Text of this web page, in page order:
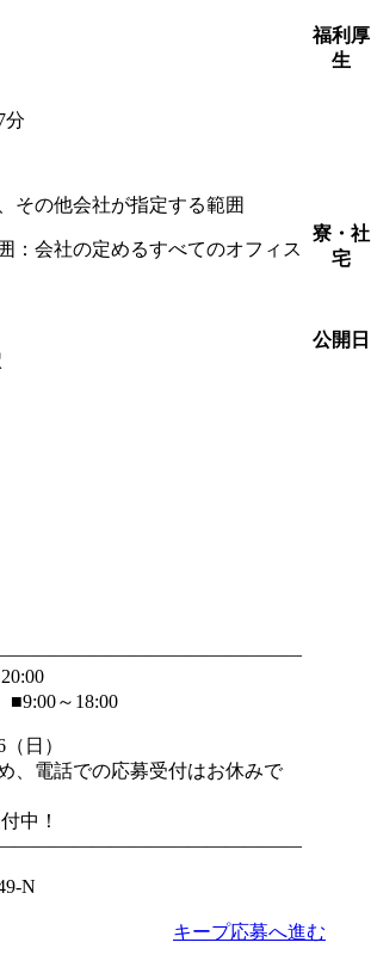
分
その他会社が指定する範囲
：会社の定めるすべてのオフィス
～18:00
日）
、電話での応募受付はお休みで
中！
N
福利厚
生
寮・社
宅
公開日
キープ応募へ進む